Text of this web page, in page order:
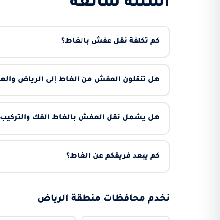
أسئلة شائعة
كم تكلفة نقل عفش بالغاط؟
هل تنقلون العفش من الغاط إلى الرياض
هل يشمل نقل العفش بالغاط الفك
كم يبعد فريقكم عن الغاط؟
نخدم محافظات منطقة الرياض